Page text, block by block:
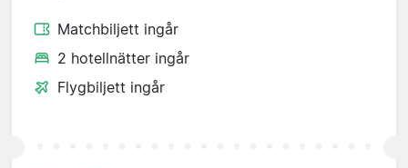
Matchbiljett ingår
2 hotellnätter ingår
Flygbiljett ingår